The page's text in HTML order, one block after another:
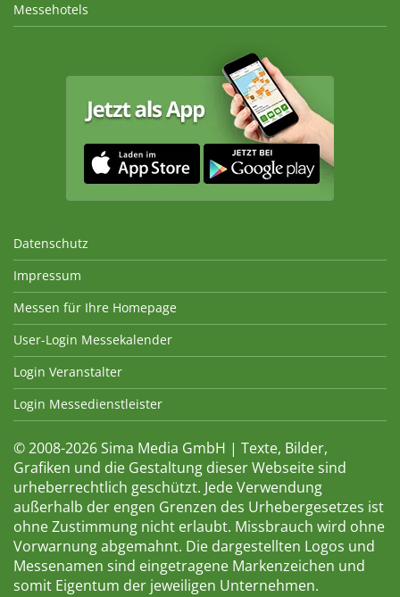
Messehotels
Datenschutz
Impressum
Messen für Ihre Homepage
User-Login Messekalender
Login Veranstalter
Login Messedienstleister
© 2008-2026 Sima Media GmbH | Texte, Bilder,
Grafiken und die Gestaltung dieser Webseite sind
urheberrechtlich geschützt. Jede Verwendung
außerhalb der engen Grenzen des Urhebergesetzes ist
ohne Zustimmung nicht erlaubt. Missbrauch wird ohne
Vorwarnung abgemahnt. Die dargestellten Logos und
Messenamen sind eingetragene Markenzeichen und
somit Eigentum der jeweiligen Unternehmen.